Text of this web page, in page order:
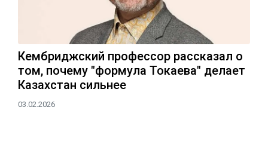
Кембриджский профессор рассказал о
том, почему "формула Токаева" делает
Казахстан сильнее
03.02.2026